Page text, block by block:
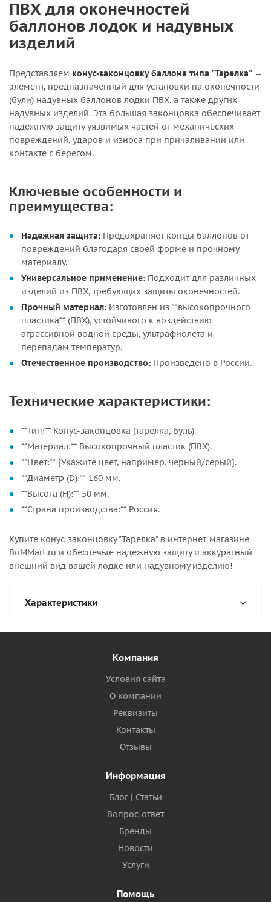
ПВХ для оконечностей
баллонов лодок и надувных
изделий
Представляем конус-законцовку баллона типа "Тарелка" —
элемент, предназначенный для установки на оконечности
(були) надувных баллонов лодки ПВХ, а также других
надувных изделий. Эта большая законцовка обеспечивает
надежную защиту уязвимых частей от механических
повреждений, ударов и износа при причаливании или
контакте с берегом.
Ключевые особенности и
преимущества:
Надежная защита: Предохраняет концы баллонов от
повреждений благодаря своей форме и прочному
материалу.
Универсальное применение: Подходит для различных
изделий из ПВХ, требующих защиты оконечностей.
Прочный материал: Изготовлен из **высокопрочного
пластика** (ПВХ), устойчивого к воздействию
агрессивной водной среды, ультрафиолета и
перепадам температур.
Отечественное производство: Произведено в России.
Технические характеристики:
**Тип:** Конус-законцовка (тарелка, буль).
**Материал:** Высокопрочный пластик (ПВХ).
**Цвет:** [Укажите цвет, например, черный/серый].
**Диаметр (D):** 160 мм.
**Высота (H):** 50 мм.
**Страна производства:** Россия.
Купите конус-законцовку "Тарелка" в интернет-магазине
BuMMart.ru и обеспечьте надежную защиту и аккуратный
внешний вид вашей лодке или надувному изделию!
Характеристики
Компания
Условия сайта
О компании
Реквизиты
Контакты
Отзывы
Информация
Блог | Статьи
Вопрос-ответ
Бренды
Новости
Услуги
Помощь